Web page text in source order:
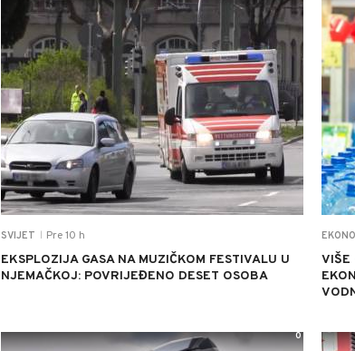
SVIJET Pre 10 h
EKSPLOZIJA GASA NA MUZIČKOM FESTIVALU U
NJEMAČKOJ: POVRIJEĐENO DESET OSOBA
VIŠE
0